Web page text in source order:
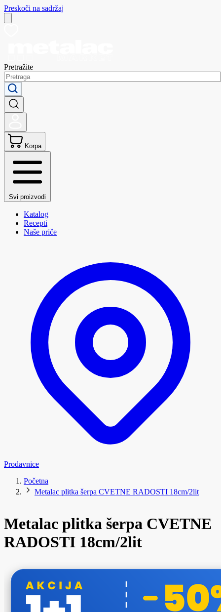
Preskoči na sadržaj
Pretražite
Korpa
Svi proizvodi
Katalog
Recepti
Naše priče
Prodavnice
Početna
Metalac plitka šerpa CVETNE RADOSTI 18cm/2lit
Metalac plitka šerpa CVETNE
RADOSTI 18cm/2lit